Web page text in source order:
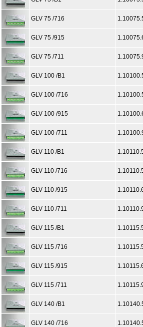
GLV 75 /716
GLV 75 /915
GLV 75 /711
GLV 100 /B1
GLV 100 /716
GLV 100 /915
GLV 100 /711
GLV 110 /B1
GLV 110 /716
GLV 110 /915
GLV 110 /711
GLV 115 /B1
GLV 115 /716
GLV 115 /915
GLV 115 /711
GLV 140 /B1
GLV 140 /716